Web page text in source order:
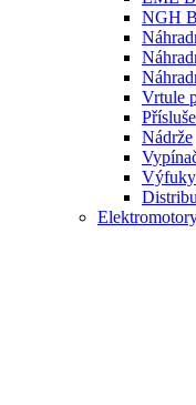
NGH
Vrtule
Nádrže
Výfuky